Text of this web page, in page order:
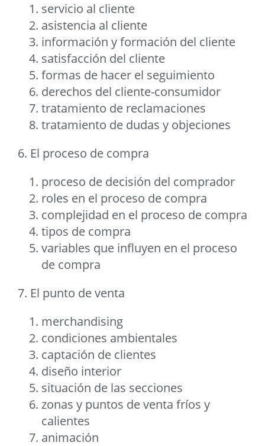
servicio al cliente
asistencia al cliente
información y formación del cliente
satisfacción del cliente
formas de hacer el seguimiento
derechos del cliente-consumidor
tratamiento de reclamaciones
tratamiento de dudas y objeciones
6. El proceso de compra
proceso de decisión del comprador
roles en el proceso de compra
complejidad en el proceso de compra
tipos de compra
variables que influyen en el proceso
de compra
7. El punto de venta
merchandising
condiciones ambientales
captación de clientes
diseño interior
situación de las secciones
zonas y puntos de venta fríos y
calientes
animación